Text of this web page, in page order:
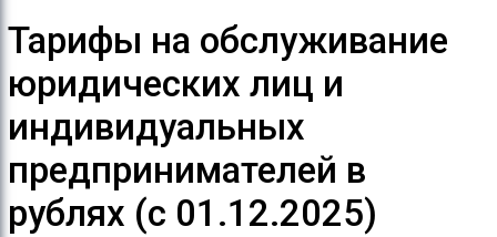
Тарифы на обслуживание
юридических лиц и
индивидуальных
предпринимателей в
рублях (с 01.12.2025)